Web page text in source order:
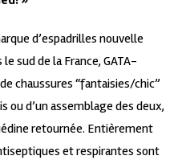
d’espadrilles nouvelle
sud de la France, GATA-
chaussures “fantaisies/chic”
ou d’un assemblage des deux,
retournée. Entièrement
et respirantes sont